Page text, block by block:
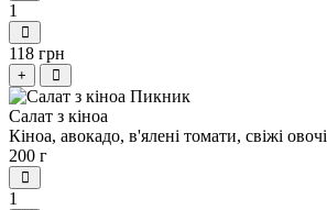
1
118 грн
+
Салат з кіноа
Кіноа, авокадо, в'ялені томати, свіжі овочі
200 г
1